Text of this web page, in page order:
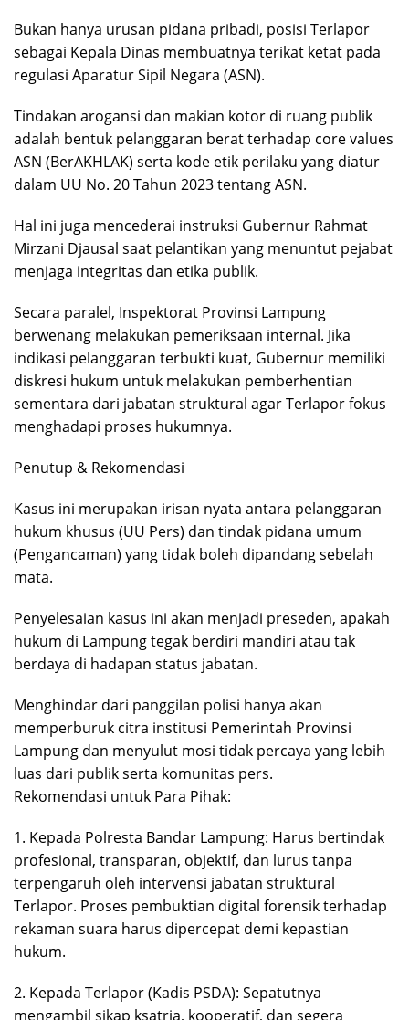
Bukan hanya urusan pidana pribadi, posisi Terlapor
sebagai Kepala Dinas membuatnya terikat ketat pada
regulasi Aparatur Sipil Negara (ASN).
Tindakan arogansi dan makian kotor di ruang publik
adalah bentuk pelanggaran berat terhadap core values
ASN (BerAKHLAK) serta kode etik perilaku yang diatur
dalam UU No. 20 Tahun 2023 tentang ASN.
Hal ini juga mencederai instruksi Gubernur Rahmat
Mirzani Djausal saat pelantikan yang menuntut pejabat
menjaga integritas dan etika publik.
Secara paralel, Inspektorat Provinsi Lampung
berwenang melakukan pemeriksaan internal. Jika
indikasi pelanggaran terbukti kuat, Gubernur memiliki
diskresi hukum untuk melakukan pemberhentian
sementara dari jabatan struktural agar Terlapor fokus
menghadapi proses hukumnya.
Penutup & Rekomendasi
Kasus ini merupakan irisan nyata antara pelanggaran
hukum khusus (UU Pers) dan tindak pidana umum
(Pengancaman) yang tidak boleh dipandang sebelah
mata.
Penyelesaian kasus ini akan menjadi preseden, apakah
hukum di Lampung tegak berdiri mandiri atau tak
berdaya di hadapan status jabatan.
Menghindar dari panggilan polisi hanya akan
memperburuk citra institusi Pemerintah Provinsi
Lampung dan menyulut mosi tidak percaya yang lebih
luas dari publik serta komunitas pers.
Rekomendasi untuk Para Pihak:
1. Kepada Polresta Bandar Lampung: Harus bertindak
profesional, transparan, objektif, dan lurus tanpa
terpengaruh oleh intervensi jabatan struktural
Terlapor. Proses pembuktian digital forensik terhadap
rekaman suara harus dipercepat demi kepastian
hukum.
2. Kepada Terlapor (Kadis PSDA): Sepatutnya
mengambil sikap ksatria, kooperatif, dan segera